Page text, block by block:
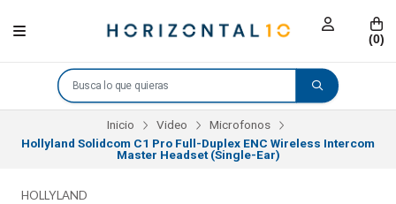
(0)
Inicio Video
Microfonos
Hollyland Solidcom C1 Pro Full-Duplex ENC Wireless Intercom
Master Headset (Single-Ear)
HOLLYLAND